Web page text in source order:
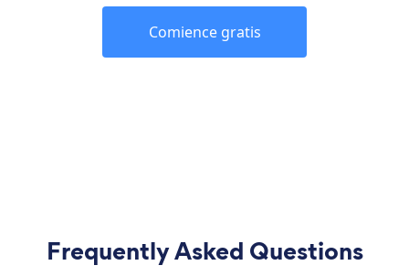
Comience gratis
Frequently Asked Questions